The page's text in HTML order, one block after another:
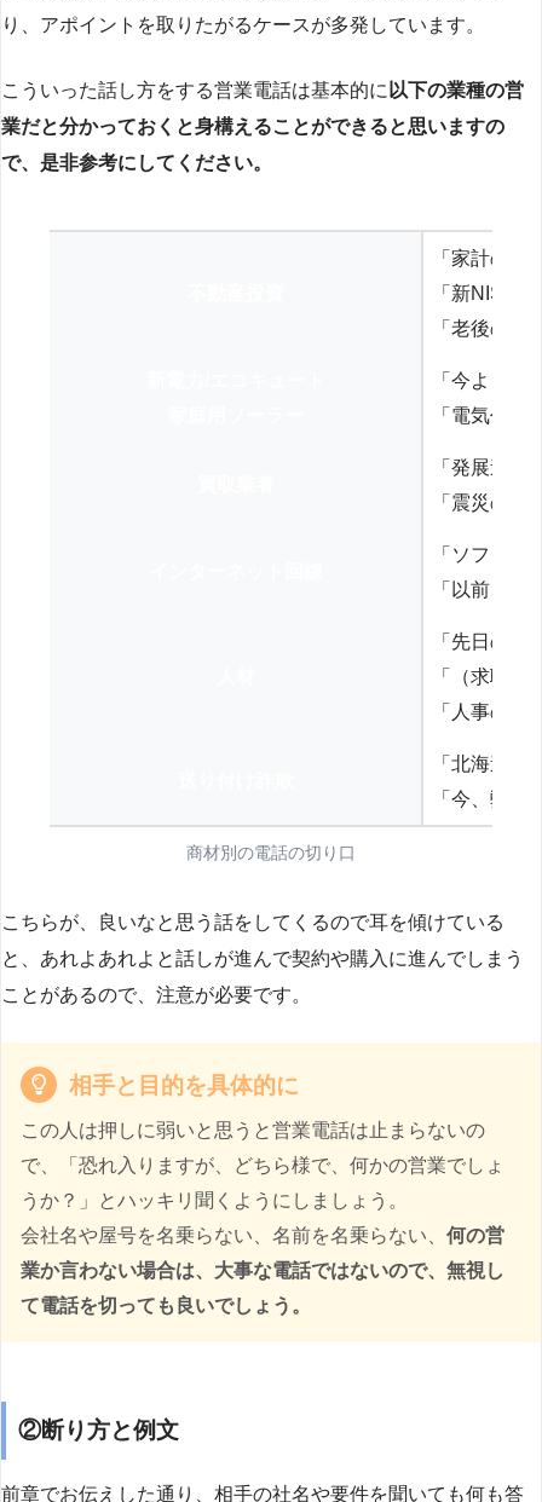
り、アポイントを取りたがるケースが多発しています。
こういった話し方をする営業電話は基本的に 以下の業種の営
業だと分かっておくと身構えることができると思いますの
で、是非参考にしてください。
「家計の見
「新NISA
「老後の
「今より
「電気代を
「発展途
「震災の
「ソフト
「以前、
「先日の
「（求職
「人事の方
「北海道
「今、弊
商材別の電話の切り口
こちらが、良いなと思う話をしてくるので耳を傾けている
と、あれよあれよと話しが進んで契約や購入に進んでしまう
ことがあるので、注意が必要です。
相手と目的を具体的に
この人は押しに弱いと思うと営業電話は止まらないの
で、「恐れ入りますが、どちら様で、何かの営業でしょ
うか？」とハッキリ聞くようにしましょう。
会社名や屋号を名乗らない、名前を名乗らない、 何の営
業か言わない場合は、大事な電話ではないので、無視し
て電話を切っても良いでしょう。
②断り方と例文
前章でお伝えした通り、相手の社名や要件を聞いても何も答